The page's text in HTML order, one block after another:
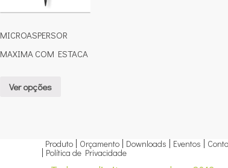
MICROASPERSOR
MAXIMA COM ESTACA
Ver opções
Produto Orçamento Downloads Eventos
Política de Privacidade